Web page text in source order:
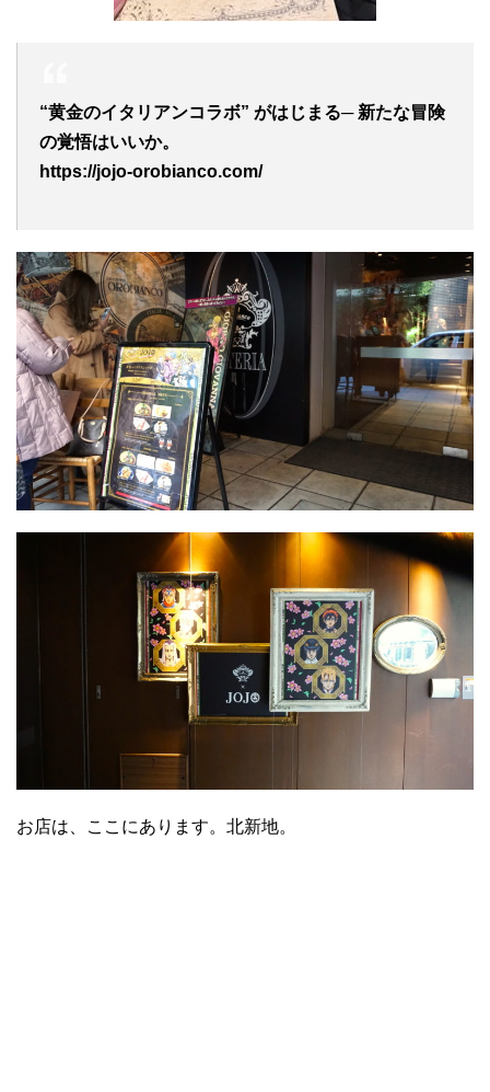
“黄金のイタリアンコラボ” がはじまる─ 新たな冒険
の覚悟はいいか。
https://jojo-orobianco.com/
お店は、ここにあります。北新地。